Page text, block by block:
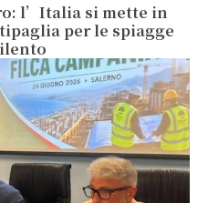
l’Italia si mette in
per le spiagge